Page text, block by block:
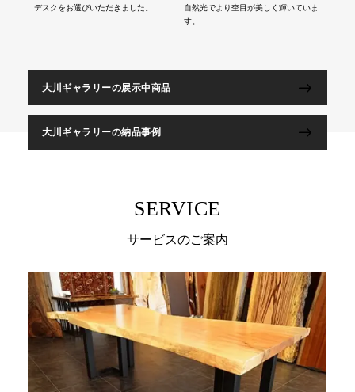
デスクをお選びいただきました。
自然光でより杢目が美しく輝いていま
す。
大川ギャラリーの展示中商品
大川ギャラリーの納品事例
SERVICE
サービスのご案内